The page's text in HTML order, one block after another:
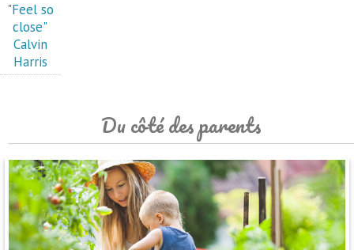
"Feel so
close"
Calvin
Harris
Du côté des parents